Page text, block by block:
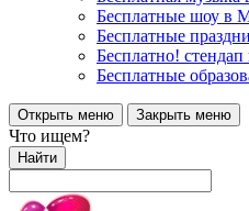
Бесплатные шоу в
Бесплатные
Бесплатно!
Бесплатные
Открыть меню Закрыть меню
Что ищем?
Найти